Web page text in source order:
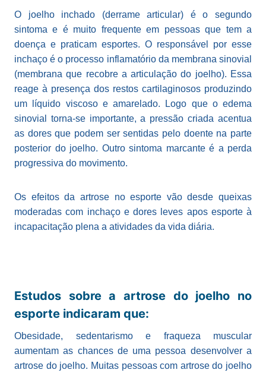
O joelho inchado (derrame articular) é o segundo
sintoma e é muito frequente em pessoas que tem a
doença e praticam esportes. O responsável por esse
inchaço é o processo inflamatório da membrana sinovial
(membrana que recobre a articulação do joelho). Essa
reage à presença dos restos cartilaginosos produzindo
um líquido viscoso e amarelado. Logo que o edema
sinovial torna-se importante, a pressão criada acentua
as dores que podem ser sentidas pelo doente na parte
posterior do joelho. Outro sintoma marcante é a perda
progressiva do movimento.
Os efeitos da artrose no esporte vão desde queixas
moderadas com inchaço e dores leves apos esporte à
incapacitação plena a atividades da vida diária.
Estudos sobre a artrose do joelho no
esporte indicaram que:
Obesidade, sedentarismo e fraqueza muscular
aumentam as chances de uma pessoa desenvolver a
artrose do joelho. Muitas pessoas com artrose do joelho